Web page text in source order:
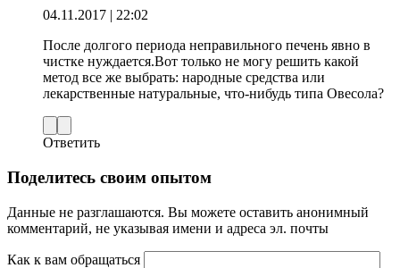
04.11.2017 | 22:02
После долгого периода неправильного печень явно в
чистке нуждается.Вот только не могу решить какой
метод все же выбрать: народные средства или
лекарственные натуральные, что-нибудь типа Овесола?
Ответить
Поделитесь своим опытом
Данные не разглашаются. Вы можете оставить анонимный
комментарий, не указывая имени и адреса эл. почты
Как к вам обращаться